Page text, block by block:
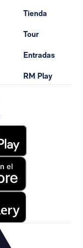
Tienda
Tour
Entradas
RM Play